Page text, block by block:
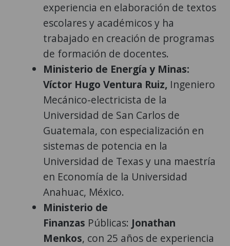
experiencia en elaboración de textos
escolares y académicos y ha
trabajado en creación de programas
de formación de docentes.
Ministerio de Energía y Minas:
Víctor Hugo Ventura Ruiz, Ingeniero
Mecánico-electricista de la
Universidad de San Carlos de
Guatemala, con especialización en
sistemas de potencia en la
Universidad de Texas y una maestría
en Economía de la Universidad
Anahuac, México.
Ministerio de
Finanzas Públicas: Jonathan
Menkos, con 25 años de experiencia